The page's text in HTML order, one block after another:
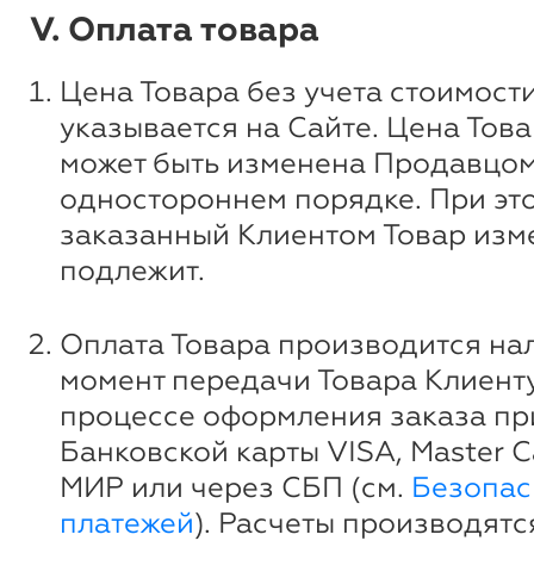
V. Оплата товара
Цена Товара без учета
указывается на Сайте. Цена
может быть изменена
одностороннем порядке. При
заказанный Клиентом Товар
подлежит.
Оплата Товара производится
момент передачи Товара
процессе оформления заказа
Банковской карты VISA, Master
МИР или через СБП (см.
платежей). Расчеты